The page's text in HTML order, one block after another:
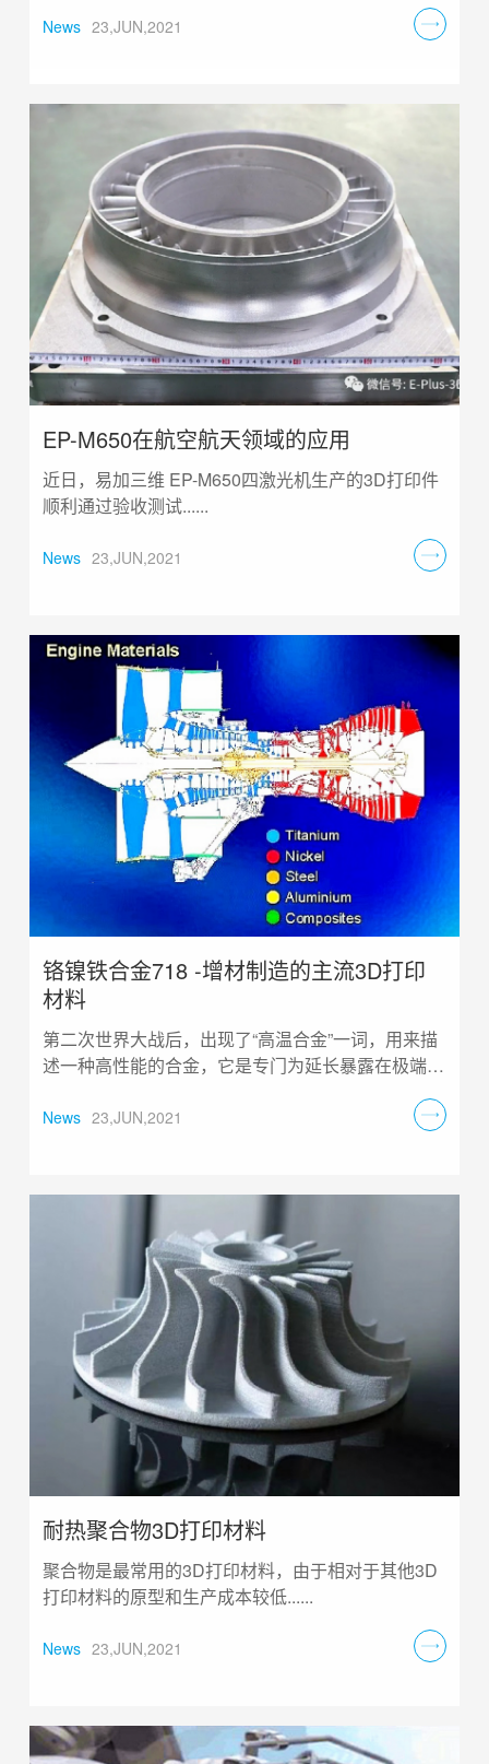
News 23,JUN,2021
EP-M650在航空航天领域的应用
近日，易加三维 EP-M650四激光机生产的3D打印件
顺利通过验收测试......
News 23,JUN,2021
铬镍铁合金718 -增材制造的主流3D打印
材料
第二次世界大战后，出现了“高温合金”一词，用来描
述一种高性能的合金，它是专门为延长暴露在极端高
News 23,JUN,2021
耐热聚合物3D打印材料
聚合物是最常用的3D打印材料，由于相对于其他3D
打印材料的原型和生产成本较低......
News 23,JUN,2021